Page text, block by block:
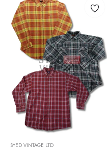
SYED VINTAGE LTD